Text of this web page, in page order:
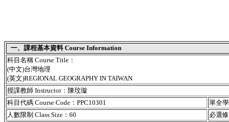
一、課程基本資料 Course Information
科目名稱 Course Title：
(中文)台灣地理
(英文)REGIONAL GEOGRAPHY IN TAIWAN
授課教師 Instructor：陳玟璇
科目代碼 Course Code：PPC10301
單全
人數限制 Class Size：60
必選